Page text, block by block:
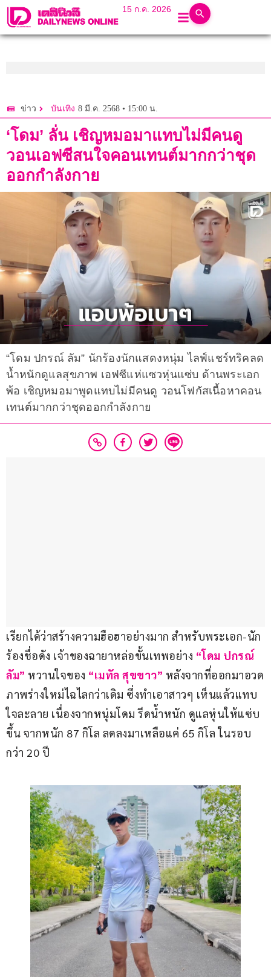
15 ก.ค. 2026
ข่าว บันเทิง 8 มี.ค. 2568 • 15:00 น.
‘โดม’ ลั่น เชิญหมอมาแทบไม่มีคนดู
วอนเอฟซีสนใจคอนเทนต์มากกว่าชุด
ออกกำลังกาย
“โดม ปกรณ์ ลัม” นักร้องนักแสดงหนุ่ม ไลฟ์แชร์ทริคลด
น้ำหนักดูแลสุขภาพ เอฟซีแห่แซวหุ่นแซ่บ ด้านพระเอก
พ้อ เชิญหมอมาพูดแทบไม่มีคนดู วอนโฟกัสเนื้อหาคอน
เทนต์มากกว่าชุดออกกำลังกาย
เรียกได้ว่าสร้างความฮือฮาอย่างมาก สำหรับพระเอก-นัก
ร้องชื่อดัง เจ้าของฉายาหล่อขั้นเทพอย่าง “โดม ปกรณ์
ลัม” หวานใจของ “เมทัล สุขขาว” หลังจากที่ออกมาอวด
ภาพร่างใหม่ไฉไลกว่าเดิม ซึ่งทำเอาสาวๆ เห็นแล้วแทบ
ใจละลาย เนื่องจากหนุ่มโดม รีดน้ำหนัก ดูแลหุ่นให้แซ่บ
ขึ้น จากหนัก 87 กิโล ลดลงมาเหลือแค่ 65 กิโล ในรอบ
กว่า 20 ปี